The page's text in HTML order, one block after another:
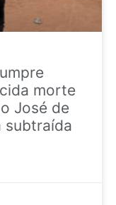
morte
José de
subtraída